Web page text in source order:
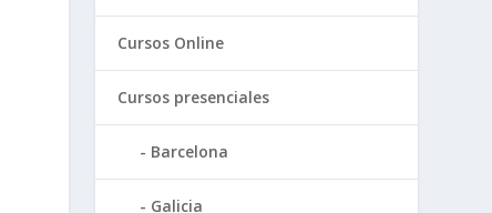
Cursos Online
Cursos presenciales
Barcelona
Galicia